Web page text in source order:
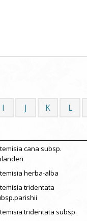
I J K L
cana subsp.
herba-alba
tridentata
tridentata subsp.